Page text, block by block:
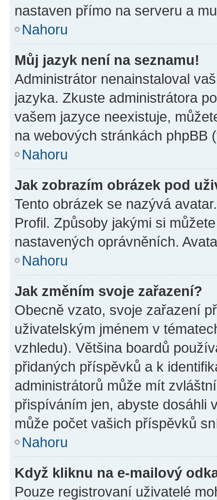
nastaven přímo na serveru a
Nahoru
Můj jazyk není na seznamu!
Administrátor nenainstaloval
jazyka. Zkuste administrátora
vašem jazyce neexistuje,
na webových stránkách phpBB
Nahoru
Jak zobrazím obrázek pod
Tento obrázek se nazývá
Profil. Způsoby jakými si
nastavených oprávněních.
Nahoru
Jak změním svoje zařazení?
Obecně vzato, svoje zařazení
uživatelským jménem v
vzhledu). Většina boardů
přidaných příspěvků a k
administrátorů může mít
přispíváním jen, abyste dosáhli
může počet vašich příspěvků
Nahoru
Když kliknu na e-mailový
Pouze registrovaní uživatelé